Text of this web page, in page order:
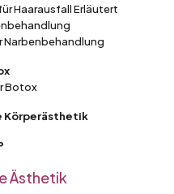
Haarausfall Erläutert
Narbenbehandlung
Botox
Körperästhetik
Ästhetik